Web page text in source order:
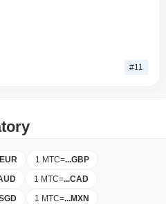
#11
EUR 1 MTC=...GBP
1 MTC=...CAD
1 MTC=...MXN